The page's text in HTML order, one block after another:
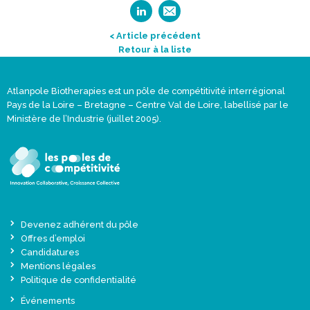
< Article précédent
Retour à la liste
Atlanpole Biotherapies est un pôle de compétitivité interrégional
Pays de la Loire – Bretagne – Centre Val de Loire, labellisé par le
Ministère de l’Industrie (juillet 2005).
Devenez adhérent du pôle
Offres d’emploi
Candidatures
Mentions légales
Politique de confidentialité
Événements